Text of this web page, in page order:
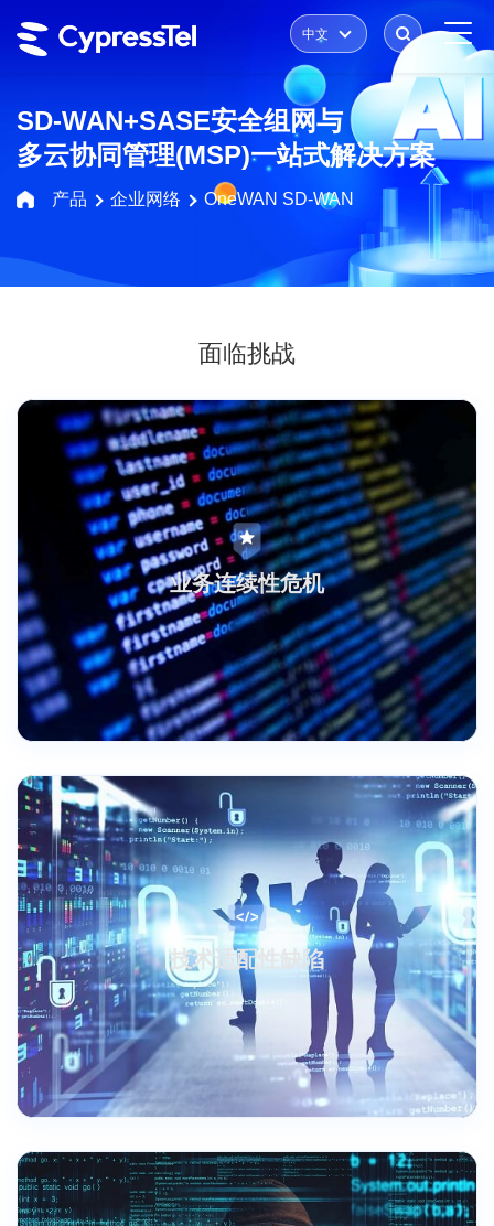
中文
SD-WAN+SASE安全组网与
多云协同管理(MSP)一站式解决方案
产品 企业网络 OneWAN SD-WAN
面临挑战
业务连续性危机
技术适配性缺陷